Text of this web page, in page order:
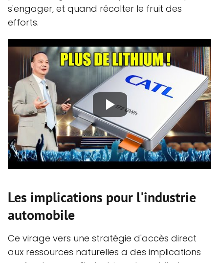
s'engager, et quand récolter le fruit des
efforts.
Les implications pour l'industrie
automobile
Ce virage vers une stratégie d'accès direct
aux ressources naturelles a des implications